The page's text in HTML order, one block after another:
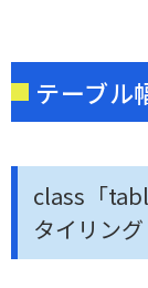
テーブル
class「
タイリング